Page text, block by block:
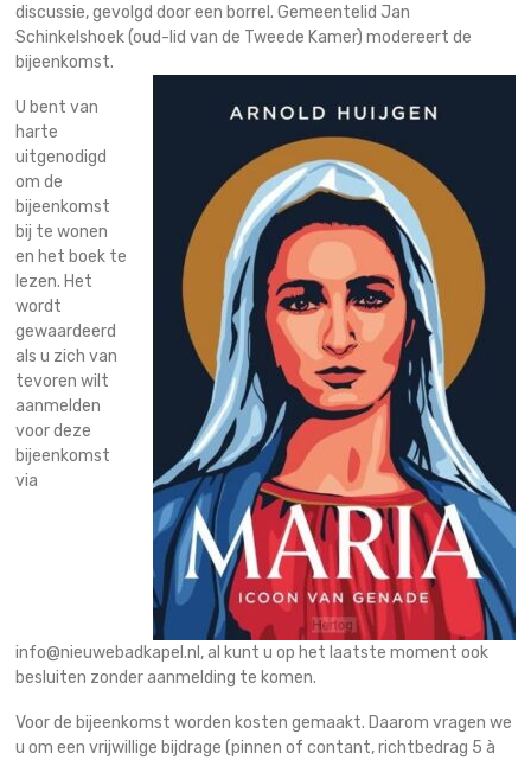
discussie, gevolgd door een borrel. Gemeentelid Jan
Schinkelshoek (oud-lid van de Tweede Kamer) modereert de
bijeenkomst.
U bent van
harte
uitgenodigd
om de
bijeenkomst
bij te wonen
en het boek te
lezen. Het
wordt
gewaardeerd
als u zich van
tevoren wilt
aanmelden
voor deze
bijeenkomst
via
info@nieuwebadkapel.nl, al kunt u op het laatste moment ook
besluiten zonder aanmelding te komen.
Voor de bijeenkomst worden kosten gemaakt. Daarom vragen we
u om een vrijwillige bijdrage (pinnen of contant, richtbedrag 5 à